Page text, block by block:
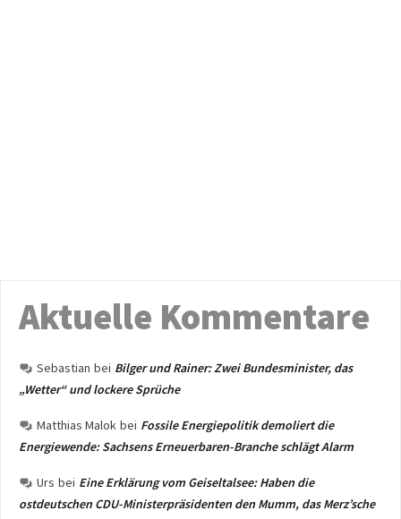
Aktuelle Kommentare
Sebastian bei Bilger und Rainer: Zwei Bundesminister, das
„Wetter“ und lockere Sprüche
Matthias Malok bei Fossile Energiepolitik demoliert die
Energiewende: Sachsens Erneuerbaren-Branche schlägt Alarm
Urs bei Eine Erklärung vom Geiseltalsee: Haben die
ostdeutschen CDU-Ministerpräsidenten den Mumm, das Merz’sche